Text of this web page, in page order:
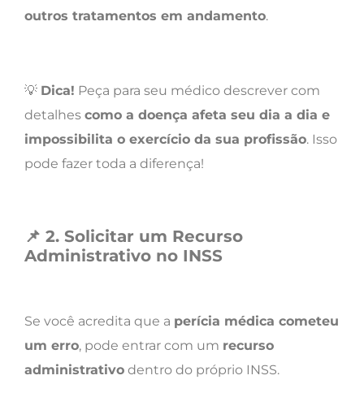
outros tratamentos em andamento.
💡 Dica! Peça para seu médico descrever com
detalhes como a doença afeta seu dia a dia e
impossibilita o exercício da sua profissão. Isso
pode fazer toda a diferença!
📌 2. Solicitar um Recurso
Administrativo no INSS
Se você acredita que a perícia médica cometeu
um erro, pode entrar com um recurso
administrativo dentro do próprio INSS.